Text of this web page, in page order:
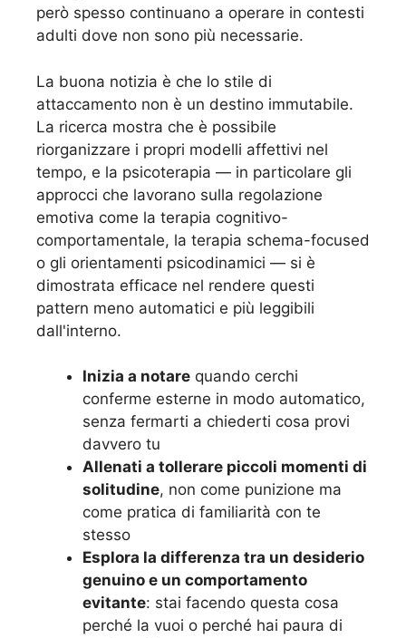
però spesso continuano a operare in contesti
adulti dove non sono più necessarie.
La buona notizia è che lo stile di
attaccamento non è un destino immutabile.
La ricerca mostra che è possibile
riorganizzare i propri modelli affettivi nel
tempo, e la psicoterapia — in particolare gli
approcci che lavorano sulla regolazione
emotiva come la terapia cognitivo-
comportamentale, la terapia schema-focused
o gli orientamenti psicodinamici — si è
dimostrata efficace nel rendere questi
pattern meno automatici e più leggibili
dall'interno.
Inizia a notare quando cerchi
conferme esterne in modo automatico,
senza fermarti a chiederti cosa provi
davvero tu
Allenati a tollerare piccoli momenti di
solitudine, non come punizione ma
come pratica di familiarità con te
stesso
Esplora la differenza tra un desiderio
genuino e un comportamento
evitante: stai facendo questa cosa
perché la vuoi o perché hai paura di